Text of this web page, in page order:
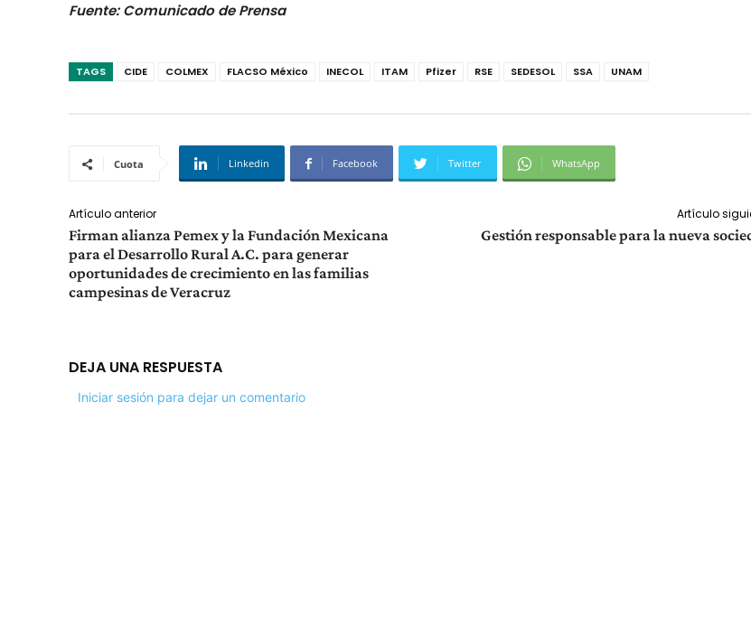
Fuente: Comunicado de Prensa
TAGS CIDE COLMEX FLACSO México INECOL ITAM Pfizer RSE SEDESOL SSA UNAM
Cuota Linkedin Facebook Twitter WhatsApp
Artículo anterior
Firman alianza Pemex y la Fundación Mexicana
para el Desarrollo Rural A.C. para generar
oportunidades de crecimiento en las familias
campesinas de Veracruz
Artículo
Gestión responsable para la nueva
DEJA UNA RESPUESTA
Iniciar sesión para dejar un comentario